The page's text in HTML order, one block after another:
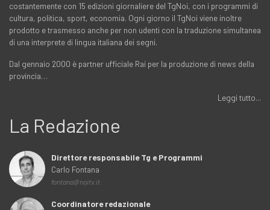
costantemente con 15 edizioni giornaliere del TgNoi, con i programmi di
cultura, politica, sport, economia. Ogni giorno il TgNoi viene inoltre
prodotto e trasmesso anche per non udenti con la traduzione simultanea
di una interprete di lingua italiana dei segni.
Dal gennaio 2000 è partner ufficiale Rai per la produzione di news della
provincia…
Leggi tutto...
La Redazione
Direttore responsabile Tg e Programmi
Carlo Fontana
fontana@noitv.it
Coordinatore redazionale